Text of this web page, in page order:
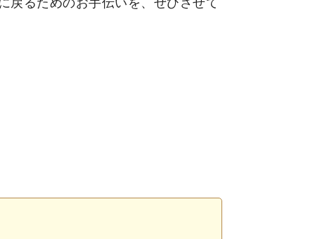
戻るためのお手伝いを、ぜひさせて